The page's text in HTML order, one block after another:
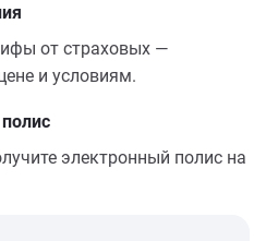
от страховых —
и условиям.
электронный полис на